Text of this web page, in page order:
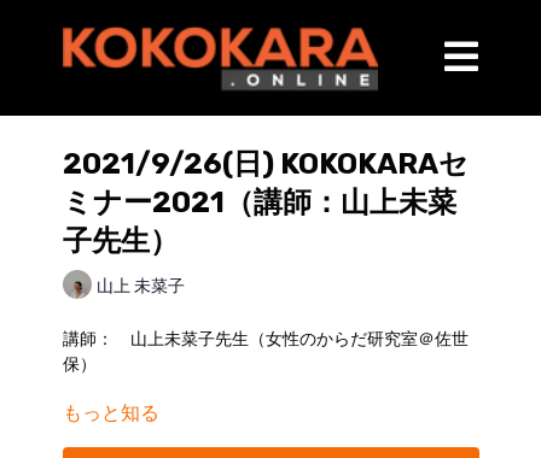
2021/9/26(日) KOKOKARAセ
ミナー2021（講師：山上未菜
子先生）
山上 未菜子
講師： 山上未菜子先生（女性のからだ研究室＠佐世
保）
■講師略歴
もっと知る